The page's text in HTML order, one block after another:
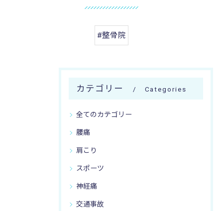
#整骨院
カテゴリー Categories
全てのカテゴリー
腰痛
肩こり
スポーツ
神経痛
交通事故